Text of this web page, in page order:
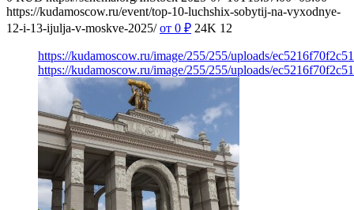
https://kudamoscow.ru/event/top-10-luchshix-sobytij-na-vyxodnye-
12-i-13-ijulja-v-moskve-2025/ от 0 ₽ 24K 12
https://kudamoscow.ru/image/255/255/uploads/
https://kudamoscow.ru/image/255/255/uploads/